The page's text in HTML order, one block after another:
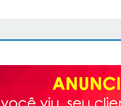
PÚBLICA